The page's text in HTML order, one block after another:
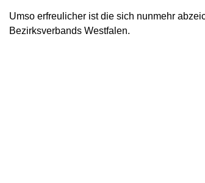
Umso erfreulicher ist die sich nunmehr
Bezirksverbands Westfalen.